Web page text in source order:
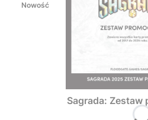
Nowość
Sagrada: Zestaw